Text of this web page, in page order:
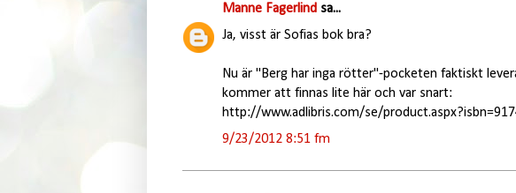
Manne Fagerlindsa...
Ja, visst är Sofias bok bra?
Nu är "Berg har inga rötter"-pocketen faktiskt
kommer att finnas lite här och var snart:
http://www.adlibris.com/se/
9/23/2012 8:51 fm